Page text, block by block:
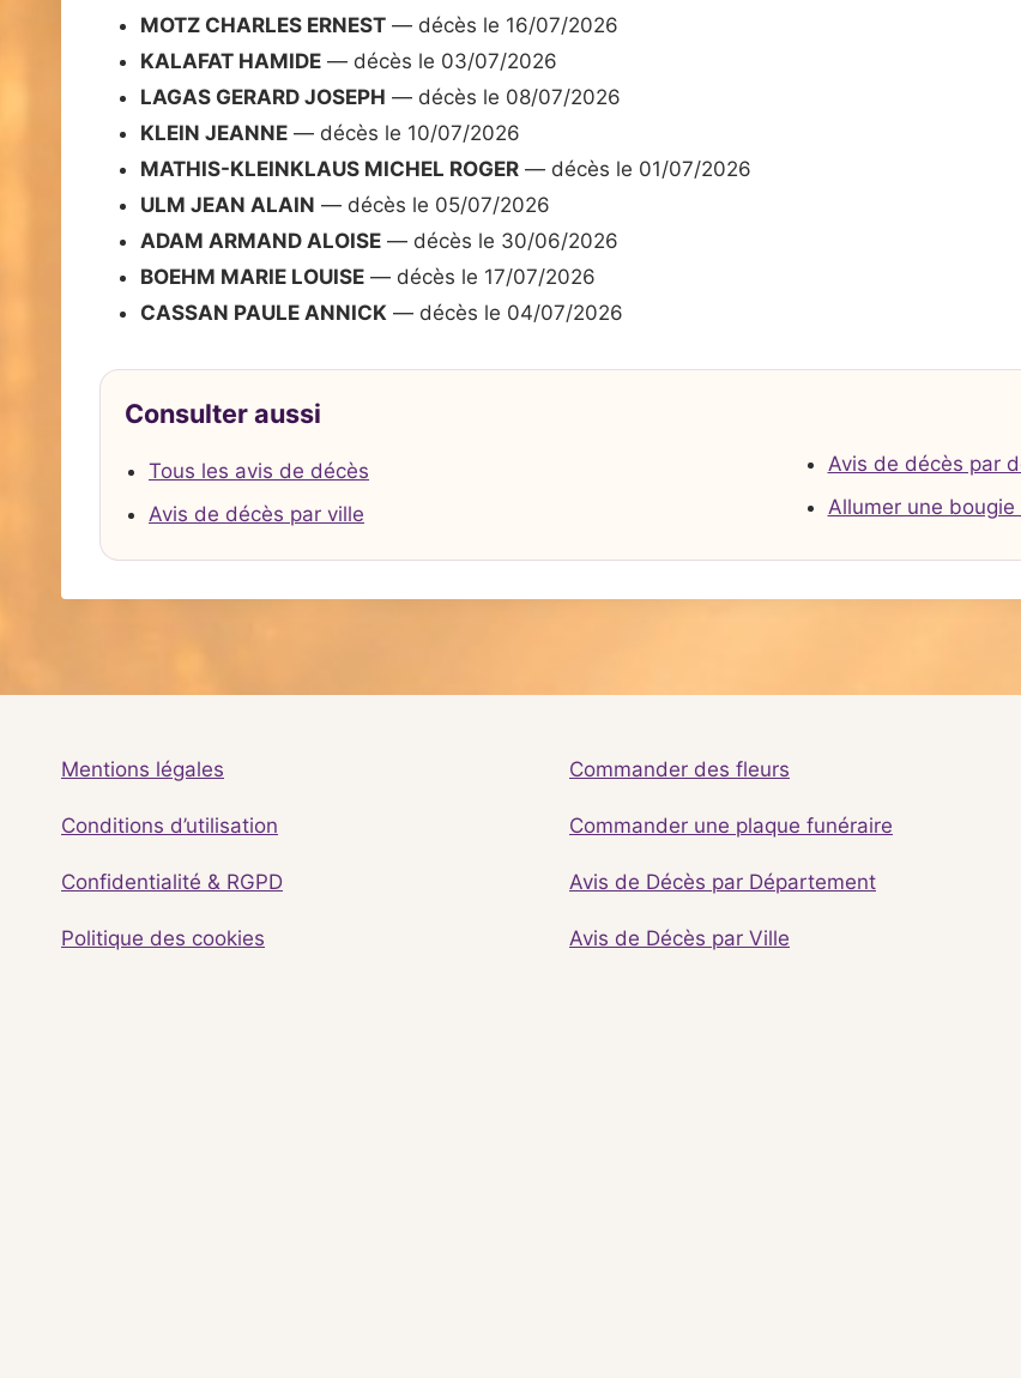
MOTZ CHARLES ERNEST — décès le 16/07/2026
KALAFAT HAMIDE — décès le 03/07/2026
LAGAS GERARD JOSEPH — décès le 08/07/2026
KLEIN JEANNE — décès le 10/07/2026
MATHIS-KLEINKLAUS MICHEL ROGER — décès le 01/07/2026
ULM JEAN ALAIN — décès le 05/07/2026
ADAM ARMAND ALOISE — décès le 30/06/2026
BOEHM MARIE LOUISE — décès le 17/07/2026
CASSAN PAULE ANNICK — décès le 04/07/2026
Consulter aussi
Tous les avis de décès
Avis de décès par ville
Avis de décès par
Allumer une
Mentions légales
Conditions d’utilisation
Confidentialité & RGPD
Politique des cookies
Commander des fleurs
Commander une plaque funéraire
Avis de Décès par Département
Avis de Décès par Ville